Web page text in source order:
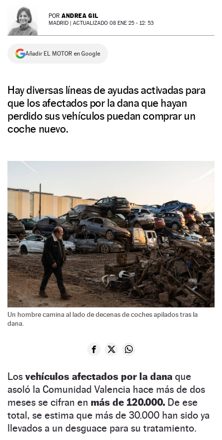
NEWSLETTER POR ANDREA GIL
MADRID | ACTUALIZADO 08 ENE 25 - 12: 53
Añadir EL MOTOR en Google
Hay diversas líneas de ayudas activadas para
que los afectados por la dana que hayan
perdido sus vehículos puedan comprar un
coche nuevo.
Un hombre camina al lado de decenas de coches apilados tras la
dana.
Los vehículos afectados por la dana que
asoló la Comunidad Valencia hace más de dos
meses se cifran en más de 120.000. De ese
total, se estima que más de 30.000 han sido ya
llevados a un desguace para su tratamiento.